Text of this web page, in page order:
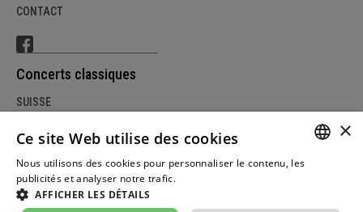
CONTACT
Concerts classiques
SUISSE
AUTRICHE
© Copyright classicpoint.net | Conception et réalisation du
×
Ce site Web utilise des cookies
Nous utilisons des cookies pour personnaliser le contenu, les
publicités et analyser notre trafic.
AFFICHER LES DÉTAILS